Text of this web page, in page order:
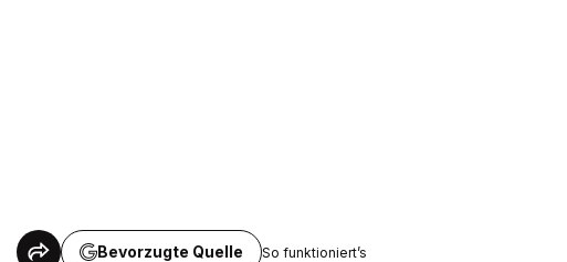
Bevorzugte Quelle So funktioniert’s